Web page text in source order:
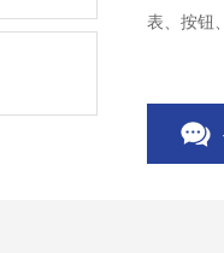
表、按钮